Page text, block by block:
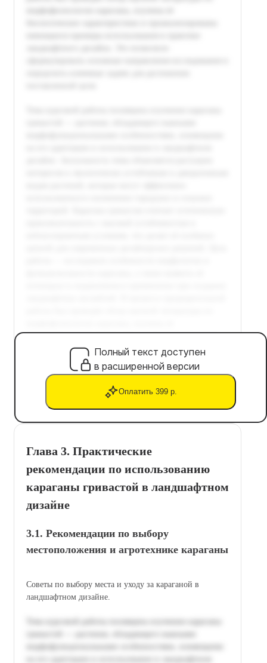
Полный текст доступен
в расширенной версии
Оплатить 399 р.
Глава 3. Практические
рекомендации по использованию
караганы гривастой в ландшафтном
дизайне
3.1. Рекомендации по выбору
местоположения и агротехнике караганы
Советы по выбору места и уходу за караганой в
ландшафтном дизайне.